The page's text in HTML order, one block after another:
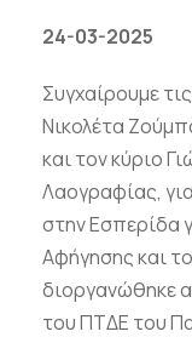
24-03-2025
Συγχαίρουμε
Νικολέτα
και τον κύριο
Λαογραφίας,
στην Εσπερίδα
Αφήγησης και
διοργανώθηκε
του ΠΤΔΕ του